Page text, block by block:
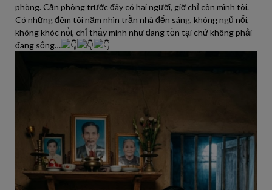
phòng. Căn phòng trước đây có hai người, giờ chỉ còn mình tôi.
Có những đêm tôi nằm nhìn trần nhà đến sáng, không ngủ nổi,
không khóc nổi, chỉ thấy mình như đang tồn tại chứ không phải
đang sống…